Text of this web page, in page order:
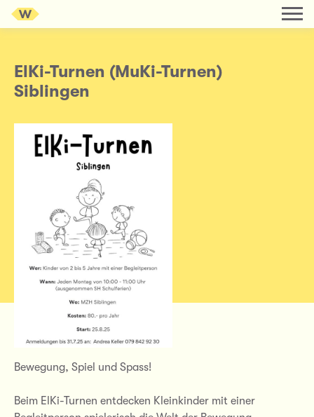
ElKi-Turnen (MuKi-Turnen)
Siblingen
Bewegung, Spiel und Spass!
Beim ElKi-Turnen entdecken Kleinkinder mit einer